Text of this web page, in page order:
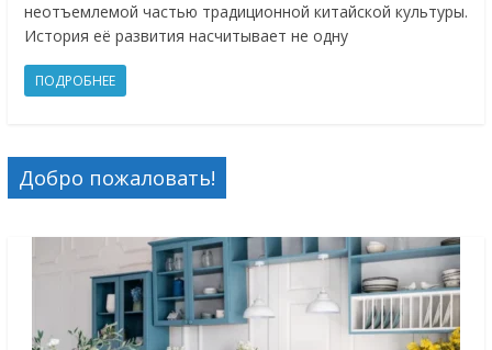
неотъемлемой частью традиционной китайской культуры.
История её развития насчитывает не одну
ПОДРОБНЕЕ
Добро пожаловать!